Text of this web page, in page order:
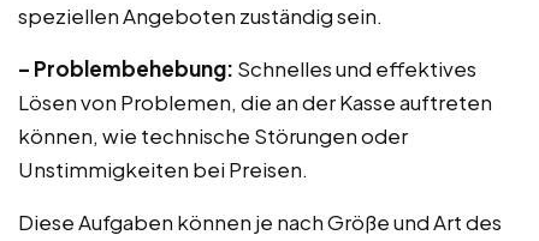
speziellen Angeboten zuständig sein.
– Problembehebung: Schnelles und effektives
Lösen von Problemen, die an der Kasse auftreten
können, wie technische Störungen oder
Unstimmigkeiten bei Preisen.
Diese Aufgaben können je nach Größe und Art des